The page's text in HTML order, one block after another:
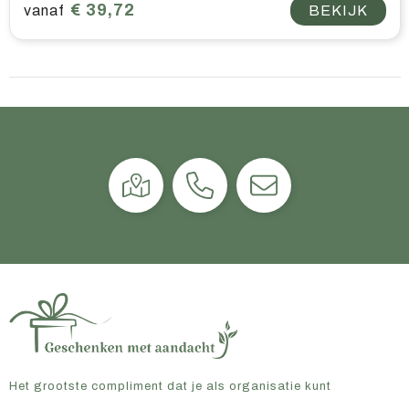
vanaf € 39,72 BEKIJK
Het grootste compliment dat je als organisatie kunt